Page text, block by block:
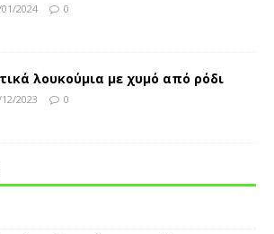
2024 0
λουκούμια με χυμό από ρόδι
2023 0